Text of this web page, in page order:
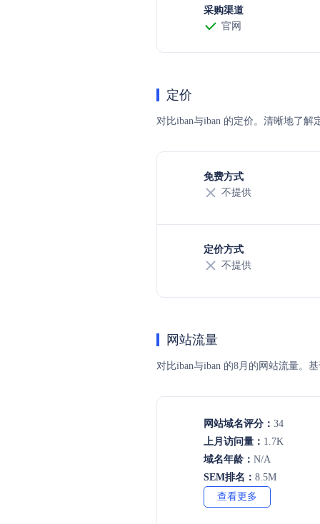
采购渠道
官网
定价
对比iban与iban 的定价。清晰地了
免费方式
不提供
定价方式
不提供
网站流量
对比iban与iban 的8月的网站流量。
网站域名评分： 34
上月访问量： 1.7K
域名年龄： N/A
SEM排名： 8.5M
查看更多